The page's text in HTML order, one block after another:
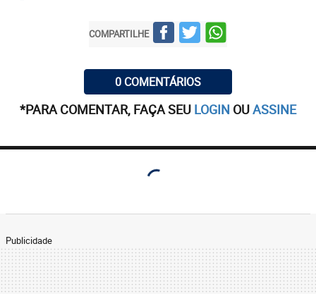
COMPARTILHE
0 COMENTÁRIOS
*PARA COMENTAR, FAÇA SEU LOGIN OUASSINE
Publicidade